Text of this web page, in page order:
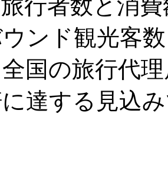
行者数と消
ンド観光客
国の旅行代
達する見込